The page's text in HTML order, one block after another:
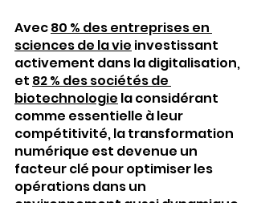
Avec 80 % des entreprises en
sciences de la vie investissant
activement dans la digitalisation,
et 82 % des sociétés de
biotechnologie la considérant
comme essentielle à leur
compétitivité, la transformation
numérique est devenue un
facteur clé pour optimiser les
opérations dans un